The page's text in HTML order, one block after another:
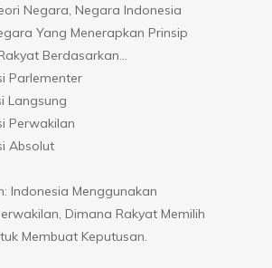
Negara, Negara Indonesia
Yang Menerapkan Prinsip
Berdasarkan…
Parlementer
Langsung
Perwakilan
Absolut
Indonesia Menggunakan
Dimana Rakyat Memilih
Membuat Keputusan.